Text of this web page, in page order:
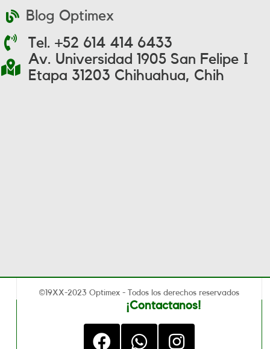
Blog Optimex
Tel. +52 614 414 6433
Av. Universidad 1905 San Felipe I
Etapa 31203 Chihuahua, Chih
©19XX-2023 Optimex - Todos los derechos reservados
¡Contactanos!